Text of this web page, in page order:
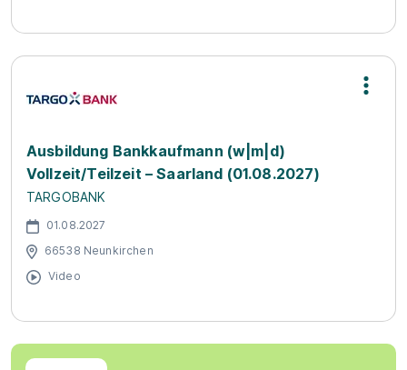
Ausbildung Bankkaufmann (w|m|d)
Vollzeit/Teilzeit – Saarland (01.08.2027)
TARGOBANK
01.08.2027
66538 Neunkirchen
Video